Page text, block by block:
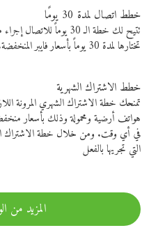
خطط اتصال لمدة 30 يومًا
تتيح لك خطة الـ 30 يوماً
تختارها لمدة 30 يوماً بأسعار فايبر المنخفضة.
خطط الاشتراك الشهرية
تمنحك خطة الاشتراك الشهري المرونة
هواتف أرضية ومحمولة وذلك بأسعار
في أي وقت. ومن خلال خطة الاشتراك
التي تجريها بالفعل
المزيد من